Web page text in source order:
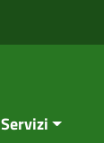
Servizi